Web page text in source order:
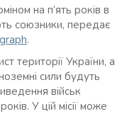
на п’ять років в
союзники, передає
.
території України, а
сили будуть
військ
У цій місії може